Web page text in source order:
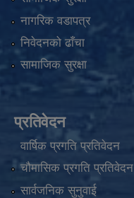
नागरिक वडापत्र
निवेदनको ढाँचा
सामाजिक सुरक्षा
प्रतिवेदन
वार्षिक प्रगति प्रतिवेदन
चौमासिक प्रगति प्रतिवेदन
सार्वजनिक सुनुवाई